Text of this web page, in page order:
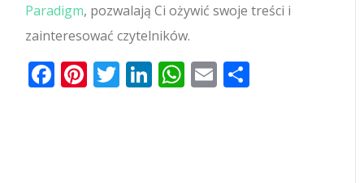
Paradigm, pozwalają Ci ożywić swoje treści i
zainteresować czytelników.
Facebook
Pinterest
Twitter
LinkedIn
WhatsApp
Email